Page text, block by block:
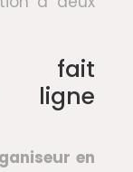
fait
ligne
en